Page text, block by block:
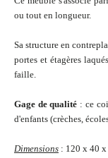
ou tout en longueur.
Sa structure en
portes et étagères
faille.
Gage de qualité : ce
d'enfants (crèches,
Dimensions : 120 x 40